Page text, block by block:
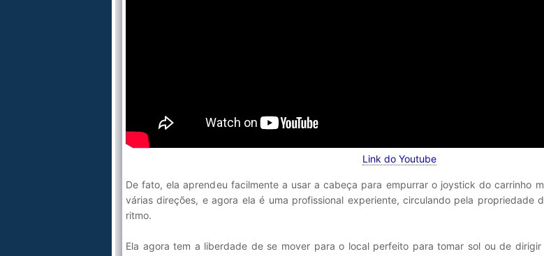
Link do Youtube
De fato, ela aprendeu facilmente a usar a cabeça para empurrar o joystick do carrinho
várias direções, e agora ela é uma profissional experiente, circulando pela propriedade
ritmo.
Ela agora tem a liberdade de se mover para o local perfeito para tomar sol ou de